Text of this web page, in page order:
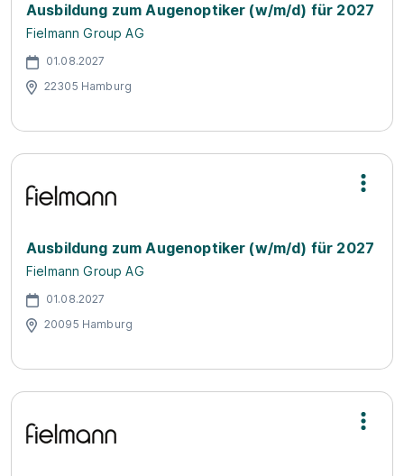
Ausbildung zum Augenoptiker (w/m/d) für 2027
Fielmann Group AG
01.08.2027
22305 Hamburg
Ausbildung zum Augenoptiker (w/m/d) für 2027
Fielmann Group AG
01.08.2027
20095 Hamburg